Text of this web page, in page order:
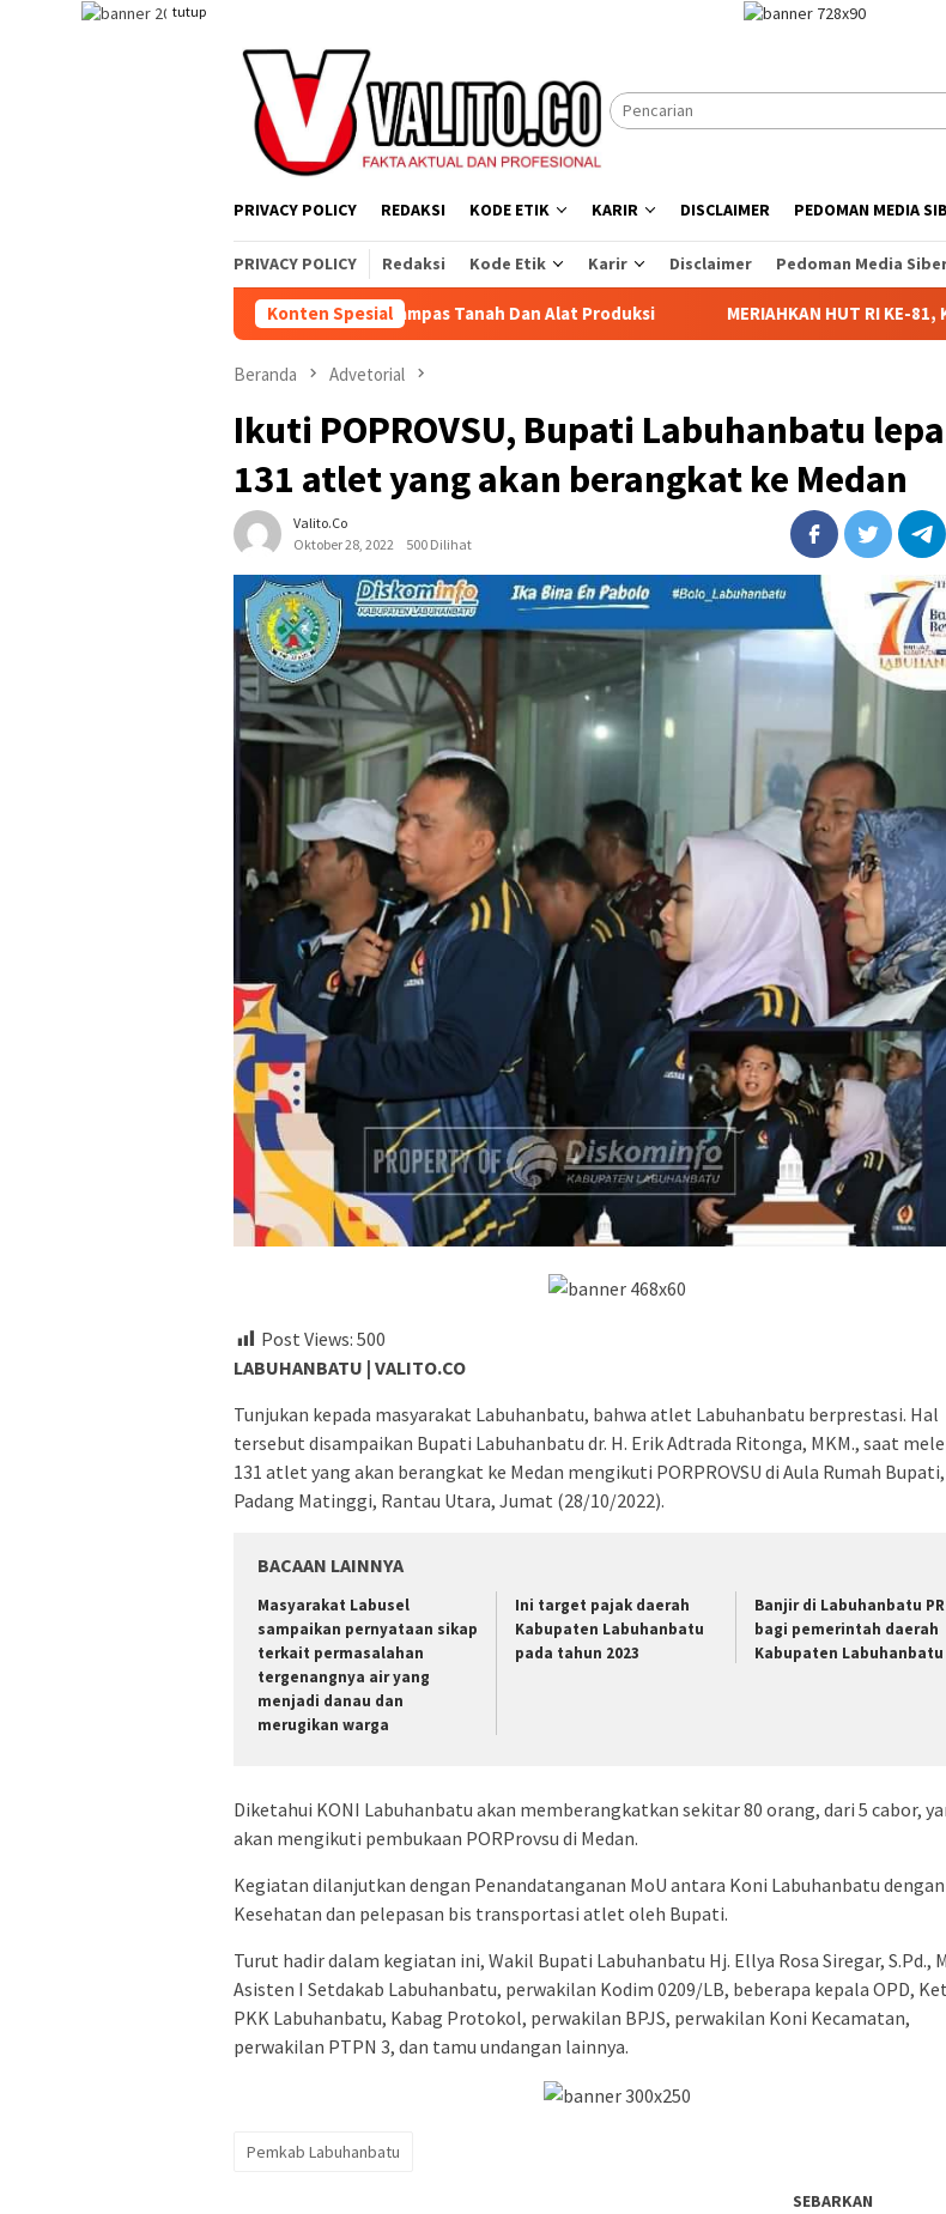
tutup
PRIVACY POLICY REDAKSI KODE ETIK KARIR DISCLAIMER PEDOMAN MEDIA
PRIVACY POLICY Redaksi Kode Etik Karir Disclaimer Pedoman Media
Konten Spesial
Jahat, Tetapi Sistem yang Merampas Tanah Dan Alat Produksi MERIAHKAN HUT RI KE-81, KEBUN AEK
Beranda Advetorial
Ikuti POPROVSU, Bupati Labuhanbatu
131 atlet yang akan berangkat ke Medan
Valito.co
Oktober 28, 2022
500 Dilihat
Post Views: 500
LABUHANBATU | VALITO.CO
Tunjukan kepada masyarakat Labuhanbatu, bahwa atlet Labuhanbatu berprestasi. Hal
tersebut disampaikan Bupati Labuhanbatu dr. H. Erik Adtrada Ritonga, MKM., saat
131 atlet yang akan berangkat ke Medan mengikuti PORPROVSU di Aula Rumah Bupati,
Padang Matinggi, Rantau Utara, Jumat (28/10/2022).
BACAAN LAINNYA
Masyarakat Labusel
sampaikan pernyataan sikap
terkait permasalahan
tergenangnya air yang
menjadi danau dan
merugikan warga
Ini target pajak daerah
Kabupaten Labuhanbatu
pada tahun 2023
Banjir di Labuhanbatu PR
bagi pemerintah daerah
Kabupaten Labuhanbatu
Diketahui KONI Labuhanbatu akan memberangkatkan sekitar 80 orang, dari 5 cabor,
akan mengikuti pembukaan PORProvsu di Medan.
Kegiatan dilanjutkan dengan Penandatanganan MoU antara Koni Labuhanbatu dengan
Kesehatan dan pelepasan bis transportasi atlet oleh Bupati.
Turut hadir dalam kegiatan ini, Wakil Bupati Labuhanbatu Hj. Ellya Rosa Siregar, S.Pd.,
Asisten I Setdakab Labuhanbatu, perwakilan Kodim 0209/LB, beberapa kepala OPD,
PKK Labuhanbatu, Kabag Protokol, perwakilan BPJS, perwakilan Koni Kecamatan,
perwakilan PTPN 3, dan tamu undangan lainnya.
Pemkab Labuhanbatu
SEBARKAN